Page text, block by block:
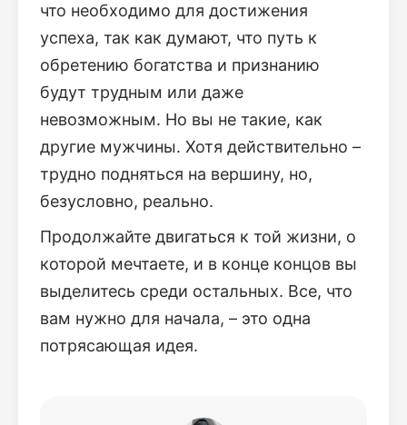
что необходимо для достижения
успеха, так как думают, что путь к
обретению богатства и признанию
будут трудным или даже
невозможным. Но вы не такие, как
другие мужчины. Хотя действительно –
трудно подняться на вершину, но,
безусловно, реально.
Продолжайте двигаться к той жизни, о
которой мечтаете, и в конце концов вы
выделитесь среди остальных. Все, что
вам нужно для начала, – это одна
потрясающая идея.